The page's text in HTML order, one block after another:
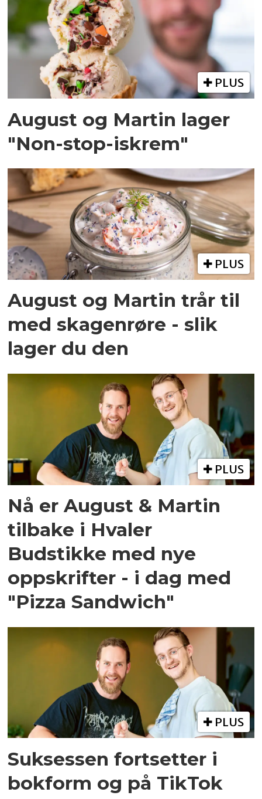
PLUS
August og Martin lager
"Non-stop-iskrem"
PLUS
August og Martin trår til
med skagenrøre - slik
lager du den
PLUS
Nå er August & Martin
tilbake i Hvaler
Budstikke med nye
oppskrifter - i dag med
"Pizza Sandwich"
PLUS
Suksessen fortsetter i
bokform og på TikTok